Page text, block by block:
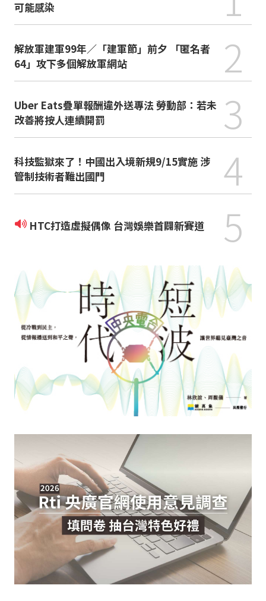
可能感染
解放軍建軍99年／「建軍節」前夕 「匿名者
64」攻下多個解放軍網站
2
Uber Eats疊單報酬違外送專法 勞動部：若未
改善將按人連續開罰
3
科技監獄來了！中國出入境新規9/15實施 涉
管制技術者難出國門
4
HTC打造虛擬偶像 台灣娛樂首闢新賽道 5